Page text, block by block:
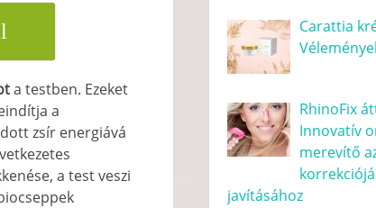
a testben. Ezeket
a
zsír energiává
a test veszi
Carattia
RhinoFix
Innovatív
merevítő
javításához